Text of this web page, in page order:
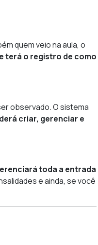
quem veio na aula, o
terá o registro de como
observado. O sistema
criar, gerenciar e
toda a entrada
e ainda, se você